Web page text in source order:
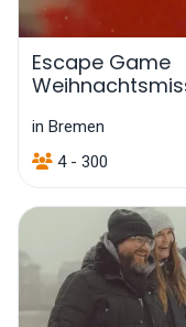
Escape Game
in Bremen
4 - 300